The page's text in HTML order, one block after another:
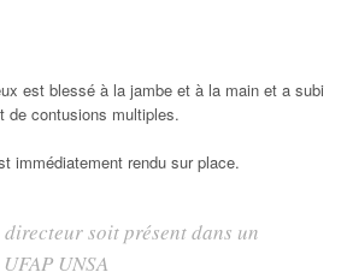
est blessé à la jambe et à la main et a subi
de contusions multiples.
immédiatement rendu sur place.
soit présent dans un
UNSA